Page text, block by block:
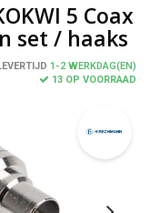
5 Coax
set / haaks
1-2 WERKDAG(EN)
13 OP VOORRAAD